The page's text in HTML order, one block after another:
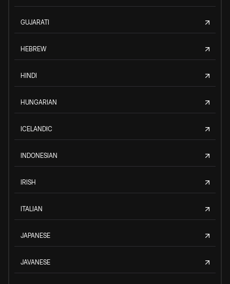
GUJARATI
HEBREW
HINDI
HUNGARIAN
ICELANDIC
INDONESIAN
IRISH
ITALIAN
JAPANESE
JAVANESE